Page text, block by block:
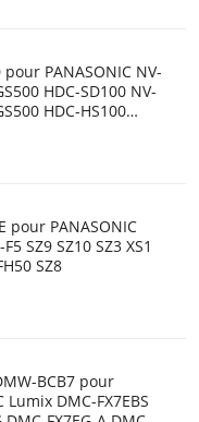
pour PANASONIC NV-
HDC-SD100 NV-
HDC-HS100
H48
pour PANASONIC
SZ9 SZ10 SZ3 XS1
SZ8
BCB7 pour
Lumix DMC-FX7EBS